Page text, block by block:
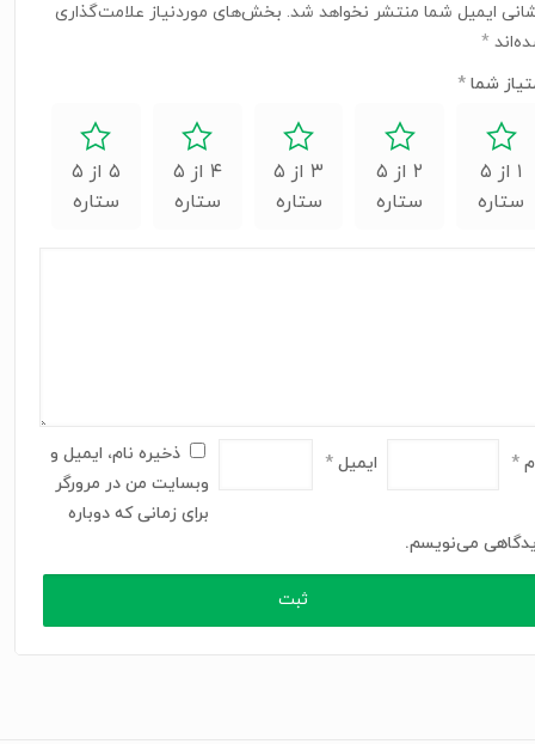
ایمیل شما منتشر نخواهد شد. بخش‌های موردنیاز علامت‌گذاری
*
شما *
۱ از ۵
ستاره
۲ از ۵
ستاره
۳ از ۵
ستاره
۴ از ۵
ستاره
۵ از ۵
ستاره
* ایمیل*
ذخیره نام، ایمیل و
وبسایت من در مرورگر
برای زمانی که دوباره
می‌نویسم.